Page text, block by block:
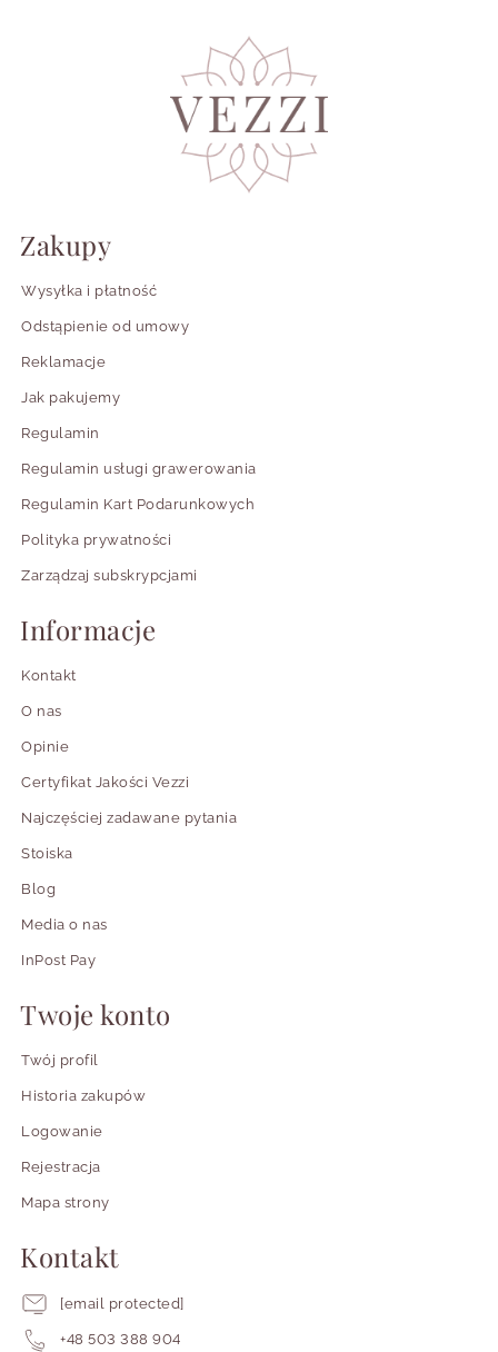
Zakupy
Wysyłka i płatność
Odstąpienie od umowy
Reklamacje
Jak pakujemy
Regulamin
Regulamin usługi grawerowania
Regulamin Kart Podarunkowych
Polityka prywatności
Zarządzaj subskrypcjami
Informacje
Kontakt
O nas
Opinie
Certyfikat Jakości Vezzi
Najczęściej zadawane pytania
Stoiska
Blog
Media o nas
InPost Pay
Twoje konto
Twój profil
Historia zakupów
Logowanie
Rejestracja
Mapa strony
Kontakt
[email protected]
+48 503 388 904